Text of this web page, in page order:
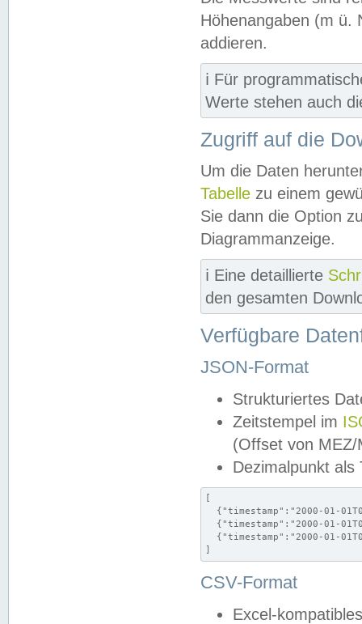
Höhenangaben (m ü.
addieren.
ℹ️ Für
Werte stehen auch
Zugriff auf die
Um die Daten
Tabelle zu einem
Sie dann die Option
Diagrammanzeige.
ℹ️ Eine detaillierte
den gesamten
Verfügbare
JSON-Format
Strukturiertes
Zeitstempel im
(Offset von MEZ/
Dezimalpunkt als
[
{"timestamp":"2000-01-
{"timestamp":"2000-01-
{"timestamp":"2000-01-
]
CSV-Format
Excel-